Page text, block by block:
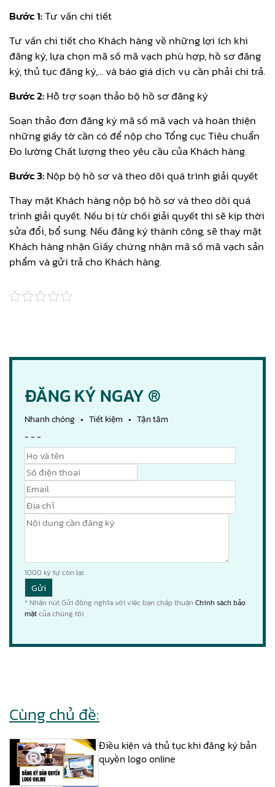
Bước 1:Tư vấn chi tiết
Tư vấn chi tiết cho Khách hàng về những lợi ích khi
đăng ký, lựa chọn mã số mã vạch phù hợp, hồ sơ đăng
ký, thủ tục đăng ký,… và báo giá dịch vụ cần phải chi trả.
Bước 2:Hỗ trợ soạn thảo bộ hồ sơ đăng ký
Soạn thảo đơn đăng ký mã số mã vạch và hoàn thiện
những giấy tờ cần có để nộp cho Tổng cục Tiêu chuẩn
Đo lường Chất lượng theo yêu cầu của Khách hàng.
Bước 3:Nộp bộ hồ sơ và theo dõi quá trình giải quyết
Thay mặt Khách hàng nộp bộ hồ sơ và theo dõi quá
trình giải quyết. Nếu bị từ chối giải quyết thì sẽ kịp thời
sửa đổi, bổ sung. Nếu đăng ký thành công, sẽ thay mặt
Khách hàng nhận Giấy chứng nhận mã số mã vạch sản
phẩm và gửi trả cho Khách hàng.
ĐĂNG KÝ NGAY ®
Nhanh chóng • Tiết kiệm • Tận tâm
- - -
1000 ký tự còn lại.
* Nhấn nút Gửi đồng nghĩa với việc bạn chấp thuận Chính sách bảo
mậtcủa chúng tôi.
Cùng chủ đề:
Điều kiện và thủ tục khi đăng ký bản
quyền logo online